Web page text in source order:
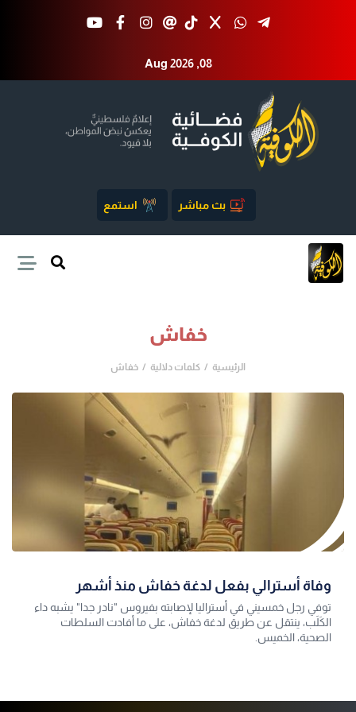
Aug 2026 ,08
بث مباشر استمع
خفاش
الرئيسية كلمات دلالية خفاش
وفاة أسترالي بفعل لدغة خفاش منذ أشهر
توفي رجل خمسيني في أستراليا لإصابته بفيروس "نادر جدا" يشبه داء
الكَلَب، ينتقل عن طريق لدغة خفاش، على ما أفادت السلطات
الصحية، الخميس.